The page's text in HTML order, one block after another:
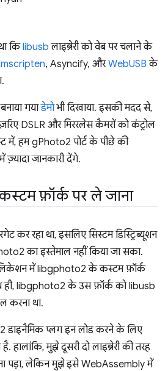
किlibusb लाइब्रेरी को वेब पर चलाने के
, Asyncify, औरWebUSB के
गयाडेमोभी दिखाया. इसकी मदद से,
DSLR और मिररलेस कैमरों को कंट्रोल
में, हम gPhoto2 पोर्ट के पीछे की
ज़्यादा जानकारी देंगे.
फ़ॉर्क पर ले जाना
कर रहा था, इसलिए सिस्टम डिस्ट्रिब्यूशन
का इस्तेमाल नहीं किया जा सका.
में libgphoto2 के कस्टम फ़ॉर्क
ही, libgphoto2 के उस फ़ॉर्क को libusb
करना था.
डाइनैमिक प्लग इन लोड करने के लिए
हालांकि, मुझे दूसरी दो लाइब्रेरी की तरह
पड़ा, लेकिन मुझे इसे WebAssembly में